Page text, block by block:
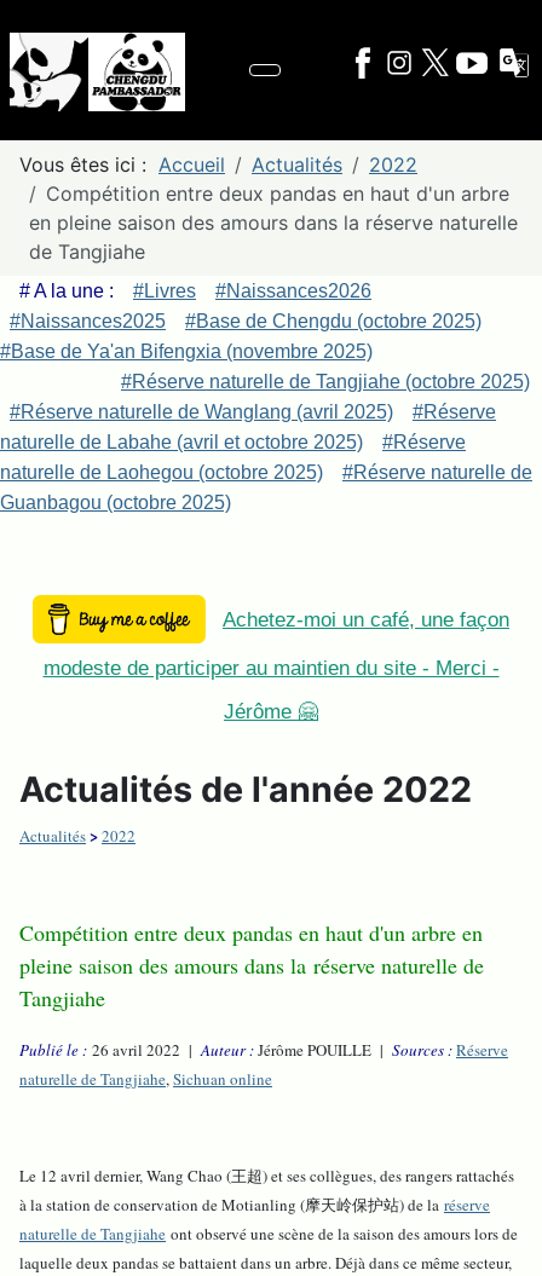
Vous êtes ici : Accueil Actualités
2022
Compétition entre deux pandas en haut d'un arbre
en pleine saison des amours dans la réserve naturelle
de Tangjiahe
# A la une : #Livres
#Naissances2026
#Naissances2025
#Base de Chengdu (octobre 2025)
#Base de Ya'an Bifengxia (novembre 2025)
#Réserve naturelle de Tangjiahe (octobre 2025)
#Réserve naturelle de Wanglang (avril 2025)
#Réserve
naturelle de Labahe (avril et octobre 2025)
#Réserve
naturelle de Laohegou (octobre 2025)
#Réserve naturelle de
Guanbagou (octobre 2025)
Achetez-moi un café, une façon
modeste de participer au maintien du site - Merci -
Jérôme 🤗
Actualités de l'année 2022
Actualités>2022
Compétition entre deux pandas en haut d'un arbre en
pleine saison des amours dans la réserve naturelle de
Tangjiahe
Publié le : 26 avril 2022 |Auteur :Jérôme POUILLE | Sources :Réserve
naturelle de Tangjiahe,Sichuan online
Le 12 avril dernier, Wang Chao (王超) et ses collègues, des rangers rattachés
à la station de conservation de Motianling (摩天岭保护站) de la réserve
naturelle de Tangjiahe ont observé une scène de la saison des amours lors de
laquelle deux pandas se battaient dans un arbre. Déjà dans ce même secteur,